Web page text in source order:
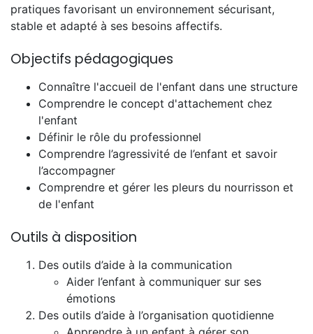
pratiques favorisant un environnement sécurisant,
stable et adapté à ses besoins affectifs.
Objectifs pédagogiques
Connaître l'accueil de l'enfant dans une structure
Comprendre le concept d'attachement chez
l'enfant
Définir le rôle du professionnel
Comprendre l’agressivité de l’enfant et savoir
l’accompagner
Comprendre et gérer les pleurs du nourrisson et
de l'enfant
Outils à disposition
Des outils d’aide à la communication
Aider l’enfant à communiquer sur ses
émotions
Des outils d’aide à l’organisation quotidienne